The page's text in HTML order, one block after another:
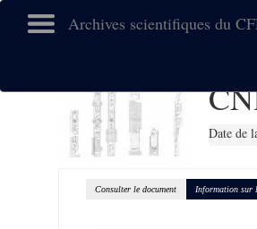
Archives scientifiques du
Date de
Consulter le document Information sur